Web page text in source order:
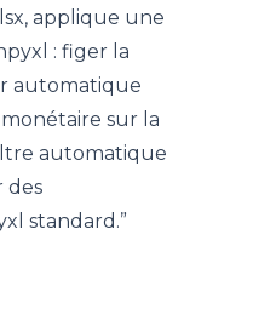
applique une
: figer la
automatique
sur la
automatique
des
standard.”